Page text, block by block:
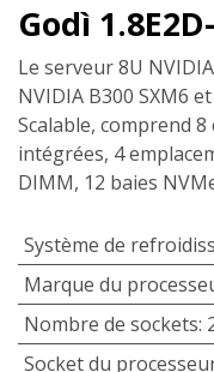
Godì
Le serveur 8U
NVIDIA B300 SXM6
Scalable, comprend
intégrées, 4
DIMM, 12 baies
Système de
Marque du
Nombre de sockets:
Socket du